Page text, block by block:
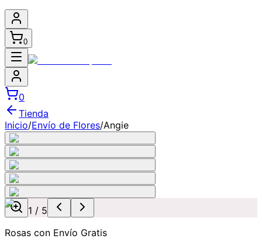
0
0
Tienda
Inicio/Envío de Flores/Angie
1 / 5
Rosas con Envío Gratis